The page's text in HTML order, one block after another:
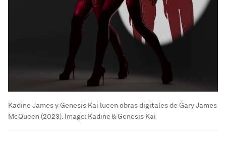
Kadine James y Genesis Kai lucen obras digitales de Gary James
McQueen (2023). Image: Kadine & Genesis Kai